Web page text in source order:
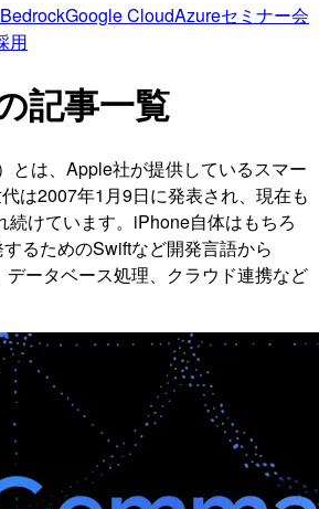
BedrockGoogle CloudAzureセミナー会
用
記事一覧
とは、Apple社が提供しているスマー
は2007年1月9日に発表され、現在も
続けています。iPhone自体はもちろ
るためのSwiftなど開発言語から
ータベース処理、クラウド連携など